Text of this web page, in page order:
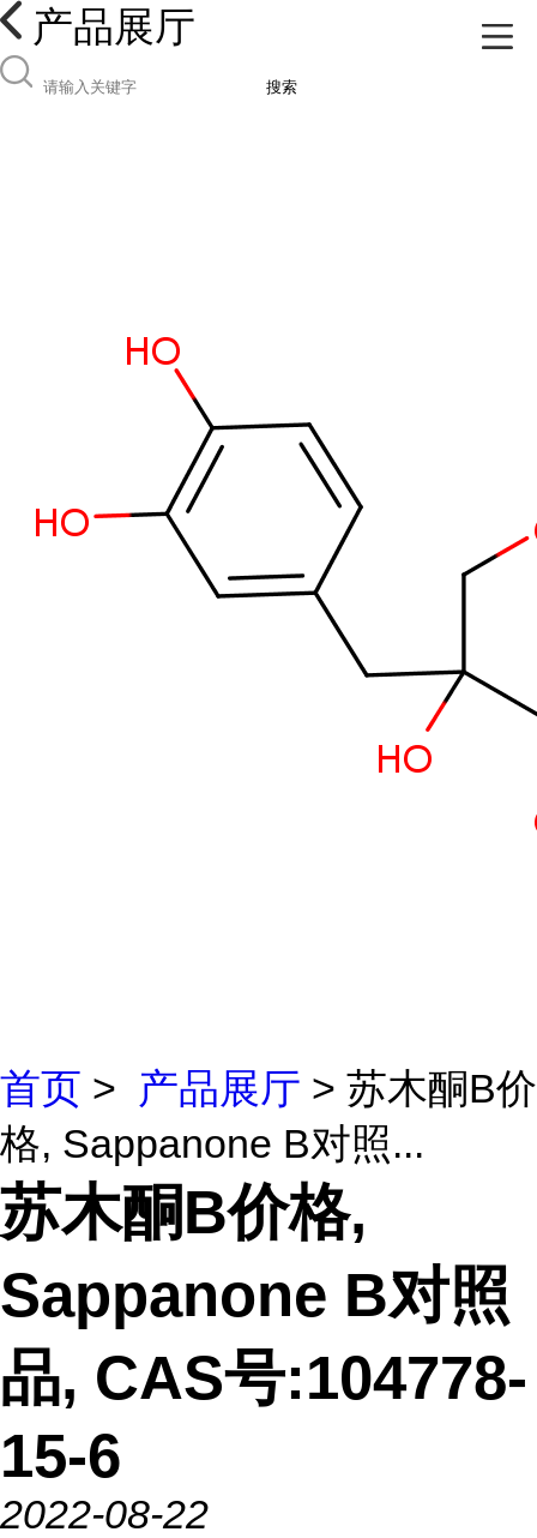
产品展厅
搜索
首页 > 产品展厅 > 苏木酮B价
格, Sappanone B对照...
苏木酮B价格,
Sappanone B对照
品, CAS号:104778-
15-6
2022-08-22